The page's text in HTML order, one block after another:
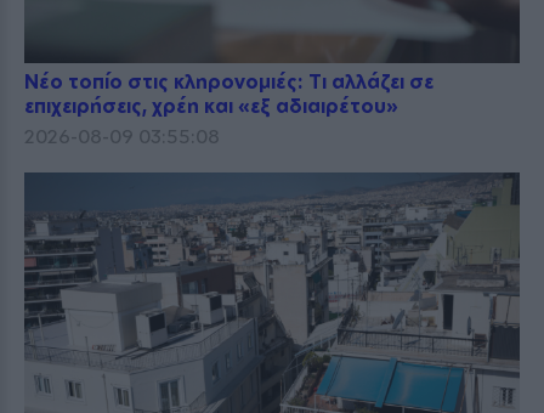
Νέο τοπίο στις κληρονομιές: Τι αλλάζει σε
επιχειρήσεις, χρέη και «εξ αδιαιρέτου»
2026-08-09 03:55:08